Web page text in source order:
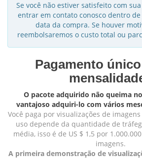
Se você não estiver satisfeito com
entrar em contato conosco dentro
data da compra. Se houver
reembolsaremos o custo total ou
Pagamento
O pacote adquirido não queima
vantajoso adquiri-lo com vários
Você paga por visualizações de
uso depende da quantidade de
média, isso é de US $ 1,5 por
imagens.
A primeira demonstração de